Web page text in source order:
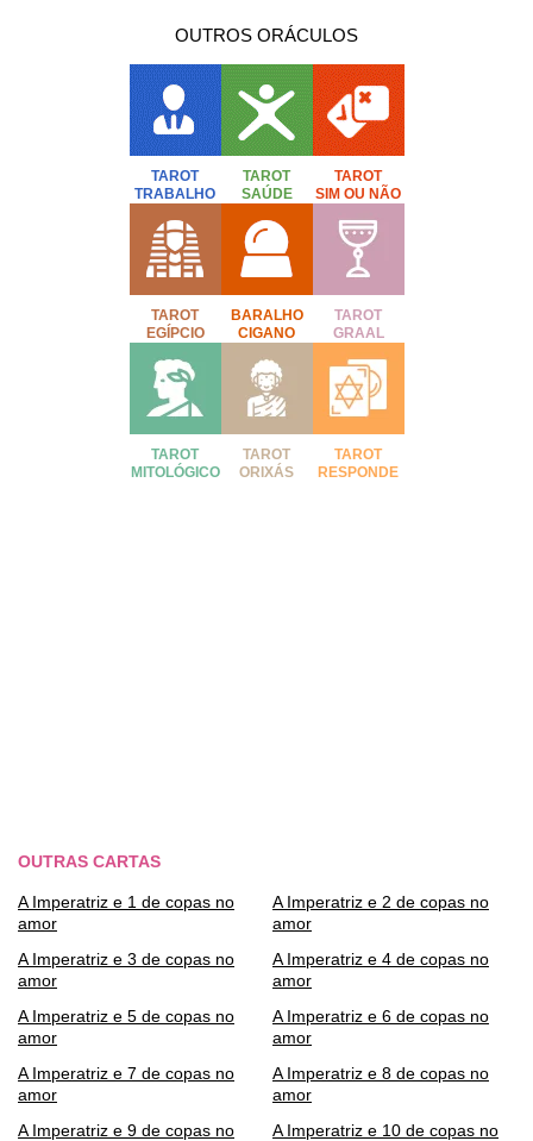
OUTROS ORÁCULOS
TAROT
TRABALHO
TAROT
SAÚDE
TAROT
SIM OU NÃO
TAROT
EGÍPCIO
BARALHO
CIGANO
TAROT
GRAAL
TAROT
MITOLÓGICO
TAROT
ORIXÁS
TAROT
RESPONDE
OUTRAS CARTAS
A Imperatriz e 1 de copas no
amor
A Imperatriz e 2 de copas no
amor
A Imperatriz e 3 de copas no
amor
A Imperatriz e 4 de copas no
amor
A Imperatriz e 5 de copas no
amor
A Imperatriz e 6 de copas no
amor
A Imperatriz e 7 de copas no
amor
A Imperatriz e 8 de copas no
amor
A Imperatriz e 9 de copas no
A Imperatriz e 10 de copas no